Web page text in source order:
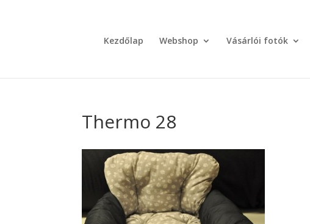
Kezdőlap Webshop Vásárlói fotók
Thermo 28